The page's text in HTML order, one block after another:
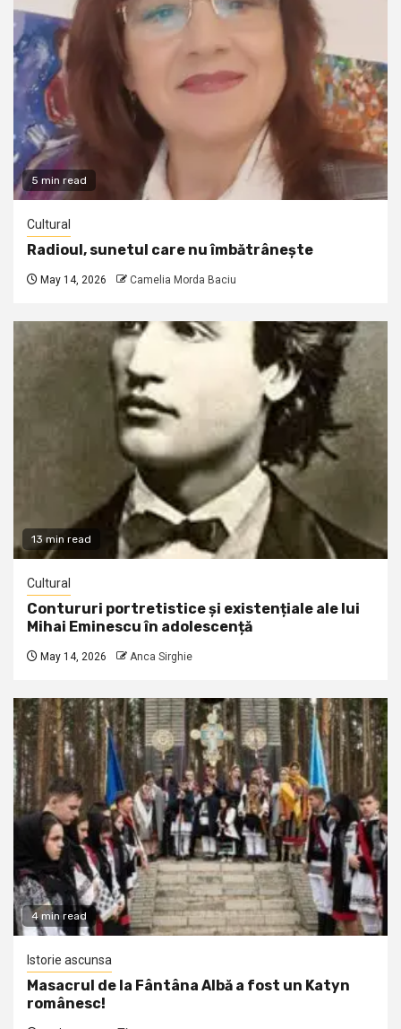
5 min read
Cultural
Radioul, sunetul care nu îmbătrânește
May 14, 2026 Camelia Morda Baciu
13 min read
Cultural
Contururi portretistice și existențiale ale lui
Mihai Eminescu în adolescență
May 14, 2026 Anca Sirghie
4 min read
Istorie ascunsa
Masacrul de la Fântâna Albă a fost un Katyn
românesc!